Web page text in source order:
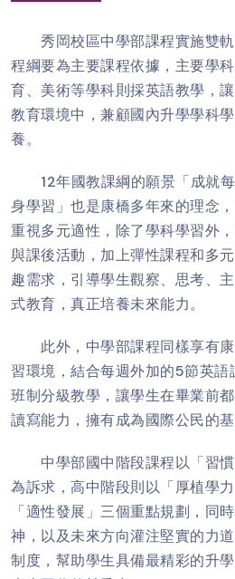
秀岡校區中學部課程實施雙軌
程綱要為主要課程依據，主要學
育、美術等學科則採英語教學，
教育環境中，兼顧國內升學學科
養。
12年國教課綱的願景「成就每
身學習」也是康橋多年來的理念
重視多元適性，除了學科學習外
與課後活動，加上彈性課程和多
趣需求，引導學生觀察、思考、
式教育，真正培養未來能力。
此外，中學部課程同樣享有康
習環境，結合每週外加的5節英
班制分級教學，讓學生在畢業前
讀寫能力，擁有成為國際公民的基
中學部國中階段課程以「習慣
為訴求，高中階段則以「厚植學力
「適性發展」三個重點規劃，同
神，以及未來方向灌注堅實的力
制度，幫助學生具備最精彩的升